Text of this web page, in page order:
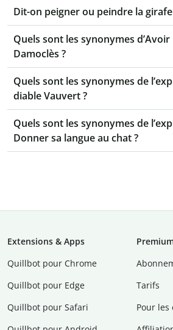
Dit-on peigner ou peindre la girafe
Quels sont les synonymes
Damoclès ?
Quels sont les synonymes de
diable Vauvert ?
Quels sont les synonymes de
Donner sa langue au chat ?
Extensions & Apps
Quillbot pour Chrome
Quillbot pour Edge
Quillbot pour Safari
Tarifs
Pour